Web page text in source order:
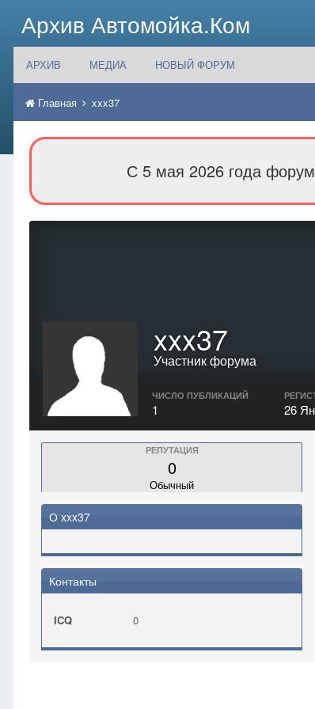
Архив Автомойка.Ком
АРХИВ МЕДИА НОВЫЙ ФОРУМ
Главная xxx37
С 5 мая 2026 года форум
xxx37
Участник форума
ЧИСЛО ПУБЛИКАЦИЙ
1 26
РЕПУТАЦИЯ
0
Обычный
О xxx37
Контакты
ICQ 0